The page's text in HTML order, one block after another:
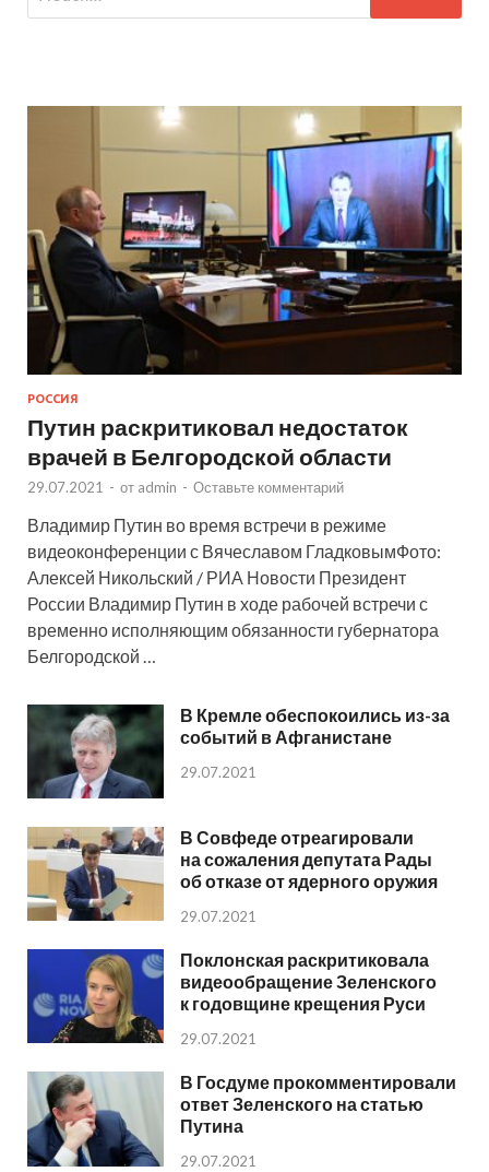
РОССИЯ
Путин раскритиковал недостаток
врачей в Белгородской области
29.07.2021 - от admin - Оставьте комментарий
Владимир Путин во время встречи в режиме
видеоконференции с Вячеславом ГладковымФото:
Алексей Никольский / РИА Новости Президент
России Владимир Путин в ходе рабочей встречи с
временно исполняющим обязанности губернатора
Белгородской …
В Кремле обеспокоились из-за
событий в Афганистане
29.07.2021
В Совфеде отреагировали
на сожаления депутата Рады
об отказе от ядерного оружия
29.07.2021
Поклонская раскритиковала
видеообращение Зеленского
к годовщине крещения Руси
29.07.2021
В Госдуме прокомментировали
ответ Зеленского на статью
Путина
29.07.2021